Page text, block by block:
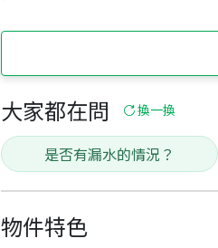
大家都在問 換一換
是否有漏水的情況？
物件特色